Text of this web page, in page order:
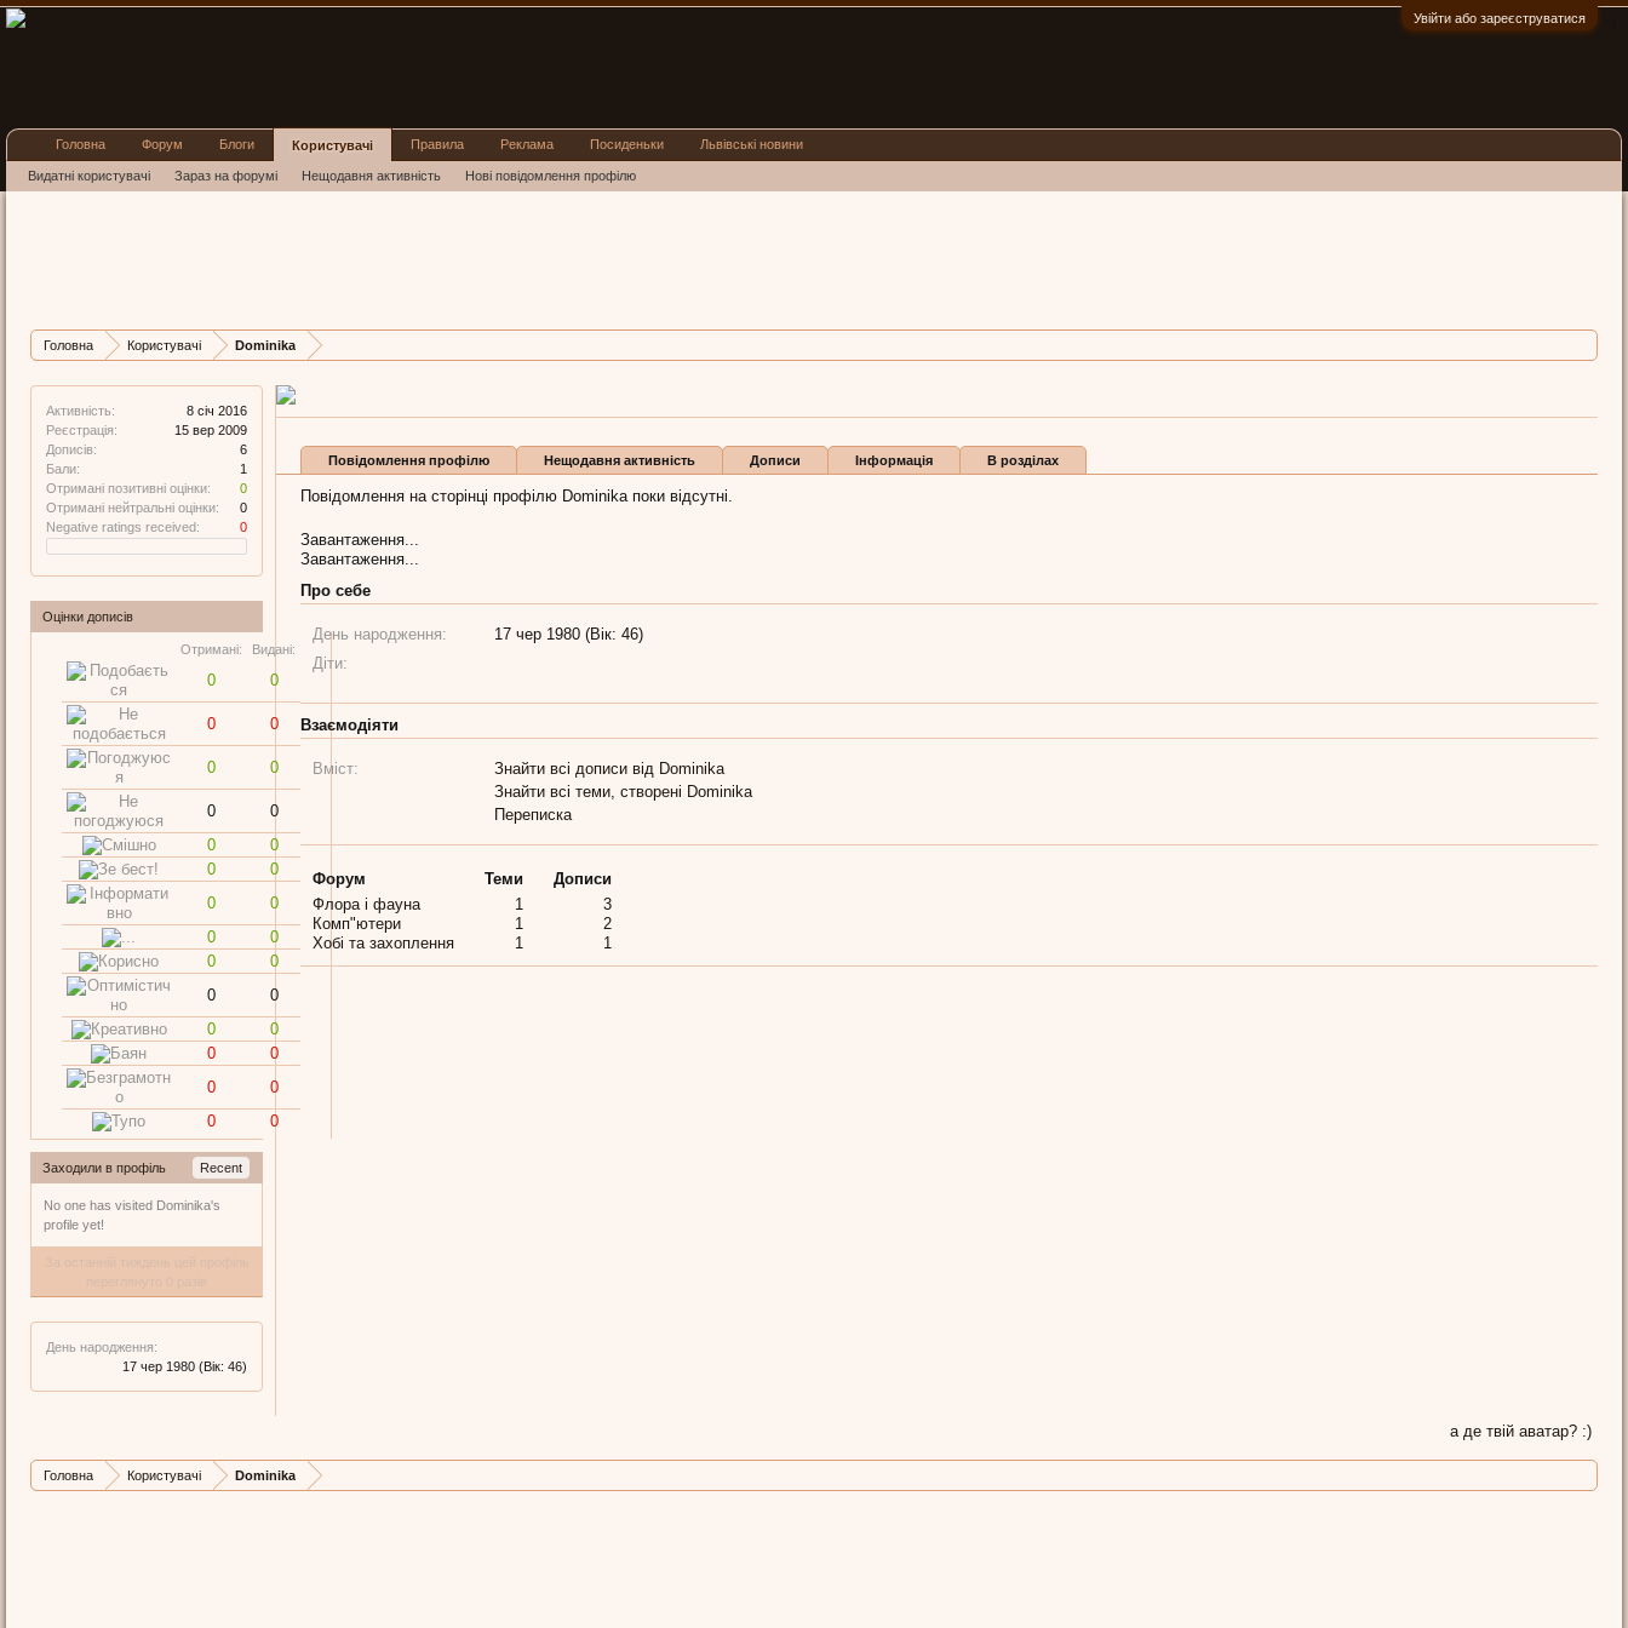
Увійти або зареєструватися
Головна Користувачі Dominika
Активність:
8 січ 2016
Реєстрація:
15 вер 2009
Дописів:
6
Бали:
1
Отримані позитивні оцінки:
0
Отримані нейтральні оцінки:
0
Negative ratings received:
0
Оцінки дописів
Отримані: Видані:
0 0
0 0
0 0
0
0
0
0
0
0
0
0
0
0
0
0
0
0
0
0
0
0
0
0
0
0
Заходили в профіль Recent
No one has visited Dominika's
profile yet!
День народження:
17 чер 1980 (Вік: 46)
Дописів
Карма Бали
Повідомлення профілю Нещодавня активність Дописи Інформація В розділах
Повідомлення на сторінці профілю Dominika поки відсутні.
Завантаження...
Завантаження...
Про себе
День народження:
17 чер 1980 (Вік: 46)
Діти:
Взаємодіяти
Вміст:
Знайти всі дописи від Dominika
Знайти всі теми, створені Dominika
Переписка
Форум Теми
Дописи
Флора і фауна
1
3
Комп"ютери
1
2
Хобі та захоплення
1 1
а де твій аватар? :)
Головна Користувачі Dominika
Головна Форум Блоги Користувачі
Видатні користувачі Зараз на форумі Нещодавня активність Нові повідомлення профілю
Правила Реклама Посиденьки Львівські новини